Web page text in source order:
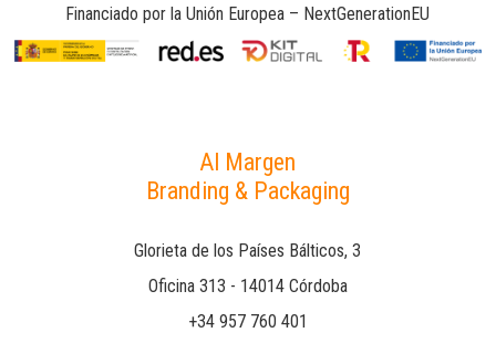
Financiado por la Unión Europea – NextGenerationEU
Al Margen
Branding & Packaging
Glorieta de los Países Bálticos, 3
Oficina 313 - 14014 Córdoba
+34 957 760 401